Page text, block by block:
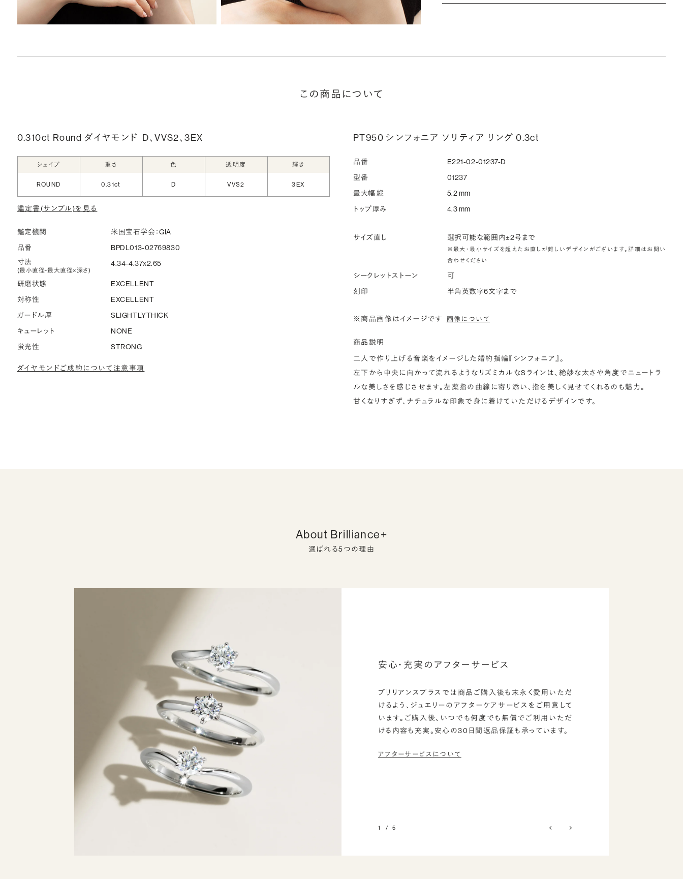
詳しく見る
この商品について
0.310ct Round ダイヤモンド D、VVS2、3EX
シェイプ 重さ 色 透明度 輝き
ROUND 0.31ct D VVS2 3EX
鑑定書(サンプル)を見る
鑑定機関
米国宝石学会：GIA
品番
BPDL013-02769830
寸法
(最小直径-最大直径×深さ)
4.34-4.37x2.65
研磨状態
EXCELLENT
対称性
EXCELLENT
ガードル厚
SLIGHTLYTHICK
キューレット
NONE
蛍光性
STRONG
ダイヤモンドご成約について注意事項
PT950 シンフォニア ソリティア リング 0.3ct
品番
E221-02-01237-D
型番
01237
最大幅 縦
5.2 mm
トップ厚み
4.3 mm
サイズ直し 選択可能な範囲内±2号まで
※最大・最小サイズを超えたお直しが難しいデザインがございます。詳細はお問い
合わせください
シークレットストーン
可
刻印
半角英数字6文字まで
※商品画像はイメージです 画像について
商品説明
二人で作り上げる音楽をイメージした婚約指輪『シンフォニア』。
左下から中央に向かって流れるようなリズミカルなSラインは、絶妙な太さや角度でニュートラ
ルな美しさを感じさせます。左薬指の曲線に寄り添い、指を美しく見せてくれるのも魅力。
甘くなりすぎず、ナチュラルな印象で身に着けていただけるデザインです。
About Brilliance+
選ばれる5つの理由
安心・充実のアフターサービス
ブリリアンスプラスでは商品ご購入後も末永く愛用いただ
けるよう、ジュエリーのアフターケアサービスをご用意して
います。ご購入後、いつでも何度でも無償でご利用いただ
ける内容も充実。安心の30日間返品保証も承っています。
アフターサービスについて
1 / 5